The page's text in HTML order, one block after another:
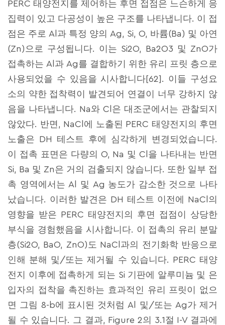
PERC 태양전지를 제어하는 후면 접점은 느슨하게 응
집력이 있고 다공성이 높은 구조를 나타냅니다. 이 접
점은 주로 Al과 특정 양의 Ag, Si, O, 바륨(Ba) 및 아연
(Zn)으로 구성됩니다. 이는 Si2O, Ba2O3 및 ZnO가
접촉하는 Al과 Ag를 결합하기 위한 유리 프릿 층으로
사용되었을 수 있음을 시사합니다[62]. 이들 구성요
소의 약한 접착력이 발견되어 연결이 너무 강하지 않
음을 나타냅니다. Na와 Cl은 대조군에서는 관찰되지
않았다. 반면, NaCl에 노출된 PERC 태양전지의 후면
노출은 DH 테스트 후에 심각하게 변경되었습니다.
이 접촉 표면은 다량의 O, Na 및 Cl을 나타내는 반면
Si, Ba 및 Zn은 거의 검출되지 않습니다. 또한 일부 접
촉 영역에서는 Al 및 Ag 농도가 감소한 것으로 나타
났습니다. 이러한 발견은 DH 테스트 이전에 NaCl의
영향을 받은 PERC 태양전지의 후면 접점이 상당한
부식을 경험했음을 시사합니다. 이 접촉의 유리 분말
층(Si2O, BaO, ZnO)도 NaCl과의 전기화학 반응으로
인해 분해 및/또는 제거될 수 있습니다. PERC 태양
전지 이후에 접촉하게 되는 Si 기판에 알루미늄 및 은
입자의 접착을 촉진하는 효과적인 유리 프릿이 없으
면 그림 8-b에 표시된 것처럼 Al 및/또는 Ag가 제거
될 수 있습니다. 그 결과, Figure 2의 3.1절 I-V 결과에